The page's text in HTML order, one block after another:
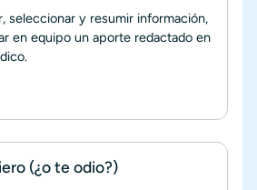
seleccionar y resumir información,
en equipo un aporte redactado en
(¿o te odio?)